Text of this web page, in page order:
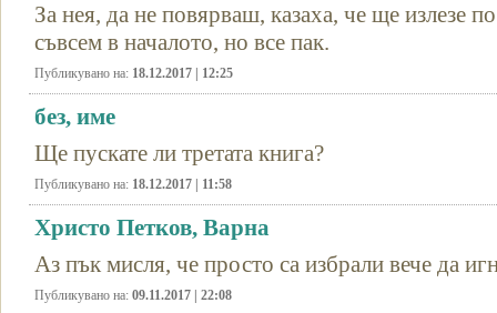
За нея, да не повярваш, казаха, че ще излезе
съвсем в началото, но все пак.
Публикувано на: 18.12.2017 | 12:25
без, име
Ще пускате ли третата книга?
Публикувано на: 18.12.2017 | 11:58
Христо Петков, Варна
Аз пък мисля, че просто са избрали вече да
Публикувано на: 09.11.2017 | 22:08